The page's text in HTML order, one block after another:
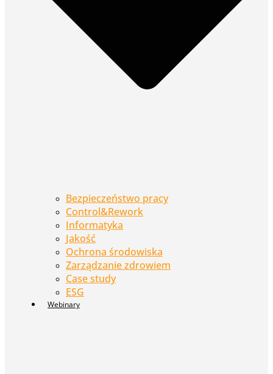
Bezpieczeństwo pracy
Control&Rework
Informatyka
Jakość
Ochrona środowiska
Zarządzanie zdrowiem
Case study
ESG
Webinary